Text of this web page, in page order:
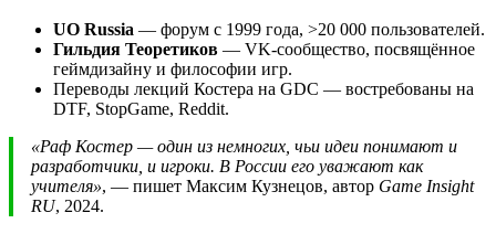
UO Russia — форум с 1999 года, >20 000 пользователей.
Гильдия Теоретиков — VK-сообщество, посвящённое
геймдизайну и философии игр.
Переводы лекций Костера на GDC — востребованы на
DTF, StopGame, Reddit.
«Раф Костер — один из немногих, чьи идеи понимают и
разработчики, и игроки. В России его уважают как
учителя», — пишет Максим Кузнецов, автор Game Insight
RU, 2024.